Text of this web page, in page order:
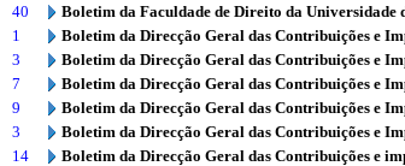
40
Boletim da Faculdade de Direito da Universidade
1
Boletim da Direcção Geral das Contribuições e
3
Boletim da Direcção Geral das Contribuições e
7
Boletim da Direcção Geral das Contribuições e
9
Boletim da Direcção Geral das Contribuições e
3
Boletim da Direcção Geral das Contribuições e
14
Boletim da Direcção Geral das Contribuições e